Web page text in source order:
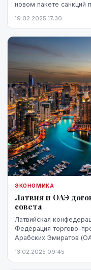
новом пакете санкций
19.02.2025 17:30
ЭКОНОМИКА
Латвия и ОАЭ
совета
Латвийская
Федерация торгово-
Арабских Эмиратов
13.02.2025 09:45